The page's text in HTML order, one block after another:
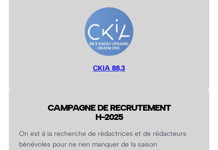
CKIA 88,3
CAMPAGNE DE RECRUTEMENT
H-2025
On est à la recherche de rédactrices et de rédacteurs
bénévoles pour ne rien manquer de la saison